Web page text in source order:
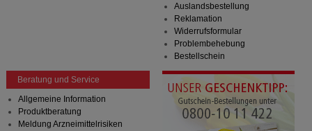
Auslandsbestellung
Reklamation
Widerrufsformular
Problembehebung
Bestellschein
Beratung und Service
Allgemeine Information
Produktberatung
Meldung Arzneimittelrisiken